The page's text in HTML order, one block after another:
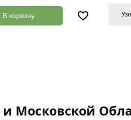
В корзину
Московской